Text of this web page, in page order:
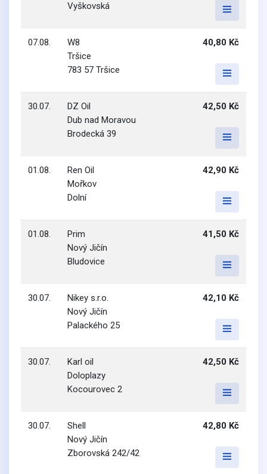
Vyškovská
07.08.
W8
Tršice
783 57 Tršice
40,80 Kč
30.07.
DZ Oil
Dub nad Moravou
Brodecká 39
42,50 Kč
01.08.
Ren Oil
Mořkov
Dolní
42,90 Kč
01.08.
Prim
Nový Jičín
Bludovice
41,50 Kč
30.07.
Nikey s.r.o.
Nový Jičín
Palackého 25
42,10 Kč
30.07.
Karl oil
Doloplazy
Kocourovec 2
42,50 Kč
30.07.
Shell
Nový Jičín
Zborovská 242/42
42,80 Kč